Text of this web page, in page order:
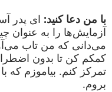
با من دعا کنید: ای پدر
آزمایش‌ها را به عنوان
می‌دانی که من تاب
کمکم کن تا بدون
تمرکز کنم. بیاموزم که
بروم.